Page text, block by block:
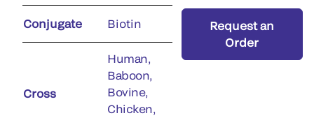
Conjugate Biotin
Cross
Human,
Baboon,
Bovine,
Chicken,
Request an
Order